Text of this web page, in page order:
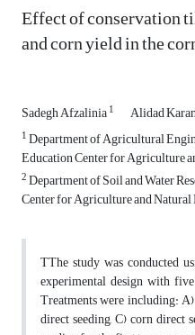
Effect of conservation
and corn yield in the
Sadegh Afzalinia1 Alidad
1Department of Agricultural
Education Center for Agriculture
2Department of Soil and Water
Center for Agriculture and Natural
TThe study was conducted
experimental design with
Treatments were including:
direct seeding, C) corn direct